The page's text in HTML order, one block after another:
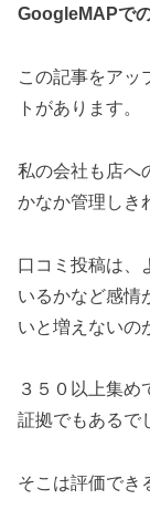
GoogleMAPで
この記事をアッ
トがあります。
私の会社も店へ
かなか管理しき
口コミ投稿は、
いるかなど感情
いと増えないの
３５０以上集め
証拠でもあるで
そこは評価でき